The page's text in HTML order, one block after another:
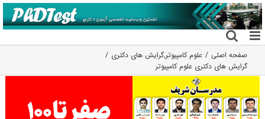
رفتن
به
محتوا
صفحه اصلی علوم کامپیوتر,گرایش های دکتری
گرایش های دکتری ﻋﻠﻮم ﻛﺎﻣﭙﻴﻮﺗﺮ